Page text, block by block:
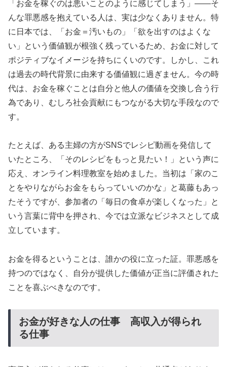
「お金を稼ぐのは悪いことのように感じてしまう」――そ
んな罪悪感を抱えている人は、実は少なくありません。特
に日本では、「お金＝汚いもの」「欲を出すのはよくな
い」という価値観が根強く残っているため、お金に対して
ポジティブなイメージを持ちにくいのです。しかし、これ
は過去の時代背景に由来する価値観に過ぎません。今の時
代は、お金を稼ぐことは自分と他人の価値を交換し合う行
為であり、むしろ社会貢献にもつながる大切な手段なので
す。
たとえば、ある主婦の方がSNSでレシピ動画を発信して
いたところ、「そのレシピをもっと見たい！」という声に
応え、オンライン料理教室を始めました。当初は「家のこ
とをやりながらお金をもらっていいのかな」と葛藤もあっ
たそうですが、参加者の「毎日の食卓が楽しくなった」と
いう言葉に背中を押され、今では立派なビジネスとして成
立しています。
お金を得るということは、誰かの役に立った証。罪悪感を
持つのではなく、自分が提供した価値が正当に評価された
ことを喜ぶべきなのです。
お金が好きな人の仕事 高収入が得られ
る仕事